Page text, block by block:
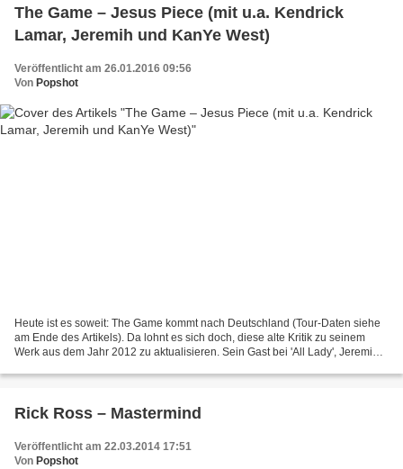
The Game – Jesus Piece (mit u.a. Kendrick
Lamar, Jeremih und KanYe West)
Veröffentlicht am 26.01.2016 09:56
Von Popshot
Heute ist es soweit: The Game kommt nach Deutschland (Tour-Daten siehe
am Ende des Artikels). Da lohnt es sich doch, diese alte Kritik zu seinem
Werk aus dem Jahr 2012 zu aktualisieren. Sein Gast bei 'All Lady', Jeremih,
Rick Ross – Mastermind
Veröffentlicht am 22.03.2014 17:51
Von Popshot